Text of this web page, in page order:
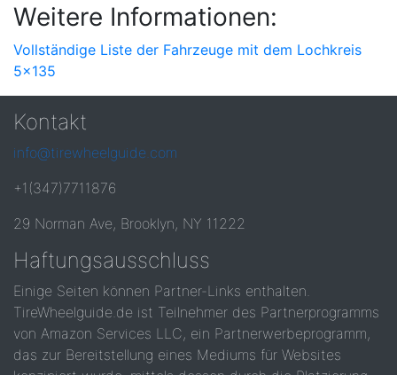
Weitere Informationen:
Vollständige Liste der Fahrzeuge mit dem Lochkreis
5x135
Kontakt
info@tirewheelguide.com
+1(347)7711876
29 Norman Ave, Brooklyn, NY 11222
Haftungsausschluss
Einige Seiten können Partner-Links enthalten.
TireWheelguide.de ist Teilnehmer des Partnerprogramms
von Amazon Services LLC, ein Partnerwerbeprogramm,
das zur Bereitstellung eines Mediums für Websites